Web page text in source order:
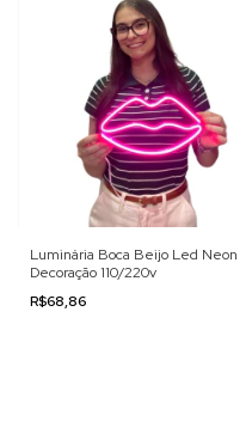
Luminária Boca Beijo Led Neon
Decoração 110/220v
R$68,86